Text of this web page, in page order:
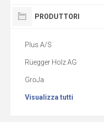
PRODUTTORI
Plus A/S
Rüegger Holz AG
GroJa
Visualizza tutti